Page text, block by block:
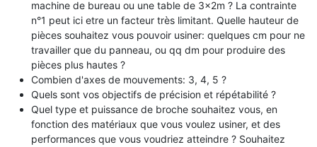
machine de bureau ou une table de 3x2m ? La contrainte
n°1 peut ici etre un facteur très limitant. Quelle hauteur de
pièces souhaitez vous pouvoir usiner: quelques cm pour ne
travailler que du panneau, ou qq dm pour produire des
pièces plus hautes ?
Combien d'axes de mouvements: 3, 4, 5 ?
Quels sont vos objectifs de précision et répétabilité ?
Quel type et puissance de broche souhaitez vous, en
fonction des matériaux que vous voulez usiner, et des
performances que vous voudriez atteindre ? Souhaitez